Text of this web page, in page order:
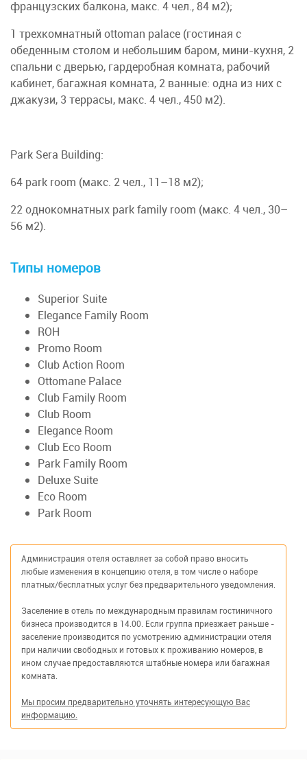
французских балкона, макс. 4 чел., 84 м2);
1 трехкомнатный ottoman palace (гостиная с
обеденным столом и небольшим баром, мини-кухня, 2
спальни c дверью, гардеробная комната, рабочий
кабинет, багажная комната, 2 ванные: одна из них с
джакузи, 3 террасы, макс. 4 чел., 450 м2).
Park Sera Building:
64 park room (макс. 2 чел., 11–18 м2);
22 однокомнатных park family room (макс. 4 чел., 30–
56 м2).
Типы номеров
Superior Suite
Elegance Family Room
ROH
Promo Room
Club Action Room
Ottomane Palace
Club Family Room
Club Room
Elegance Room
Club Eco Room
Park Family Room
Deluxe Suite
Eco Room
Park Room
Администрация отеля оставляет за собой право вносить
любые изменения в концепцию отеля, в том числе о наборе
платных/бесплатных услуг без предварительного уведомления.
Заселение в отель по международным правилам гостиничного
бизнеса производится в 14.00. Если группа приезжает раньше -
заселение производится по усмотрению администрации отеля
при наличии свободных и готовых к проживанию номеров, в
ином случае предоставляются штабные номера или багажная
комната.
Мы просим предварительно уточнять интересующую Вас
информацию.